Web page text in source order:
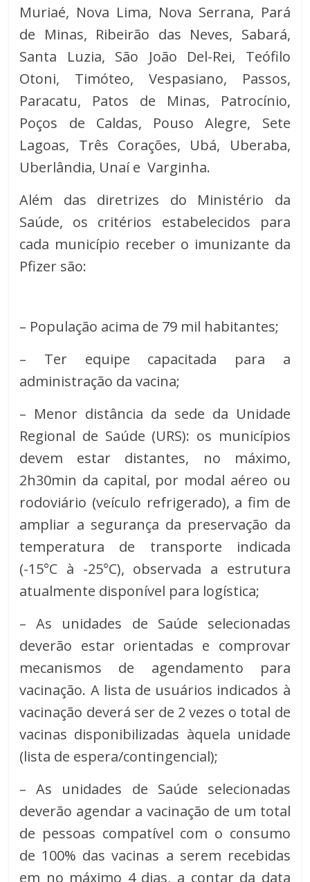
Muriaé, Nova Lima, Nova Serrana, Pará
de Minas, Ribeirão das Neves, Sabará,
Santa Luzia, São João Del-Rei, Teófilo
Otoni, Timóteo, Vespasiano, Passos,
Paracatu, Patos de Minas, Patrocínio,
Poços de Caldas, Pouso Alegre, Sete
Lagoas, Três Corações, Ubá, Uberaba,
Uberlândia, Unaí e Varginha.
Além das diretrizes do Ministério da
Saúde, os critérios estabelecidos para
cada município receber o imunizante da
Pfizer são:
– População acima de 79 mil habitantes;
– Ter equipe capacitada para a
administração da vacina;
– Menor distância da sede da Unidade
Regional de Saúde (URS): os municípios
devem estar distantes, no máximo,
2h30min da capital, por modal aéreo ou
rodoviário (veículo refrigerado), a fim de
ampliar a segurança da preservação da
temperatura de transporte indicada
(-15°C à -25°C), observada a estrutura
atualmente disponível para logística;
– As unidades de Saúde selecionadas
deverão estar orientadas e comprovar
mecanismos de agendamento para
vacinação. A lista de usuários indicados à
vacinação deverá ser de 2 vezes o total de
vacinas disponibilizadas àquela unidade
(lista de espera/contingencial);
– As unidades de Saúde selecionadas
deverão agendar a vacinação de um total
de pessoas compatível com o consumo
de 100% das vacinas a serem recebidas
em no máximo 4 dias, a contar da data